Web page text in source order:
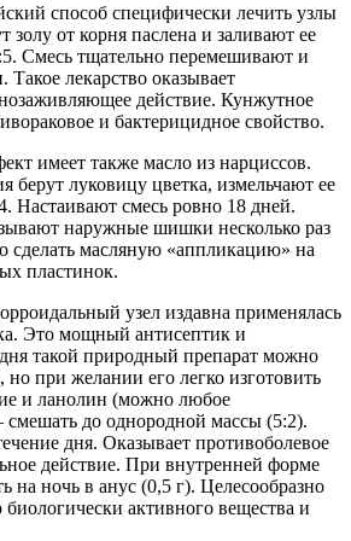
способ специфически лечить узлы
золу от корня паслена и заливают ее
Смесь тщательно перемешивают и
лекарство оказывает
действие. Кунжутное
и бактерицидное свойство.
имеет также масло из нарциссов.
берут луковицу цветка, измельчают ее
Настаивают смесь ровно 18 дней.
наружные шишки несколько раз
сделать масляную «аппликацию» на
пластинок.
узел издавна применялась
Это мощный антисептик и
такой природный препарат можно
но при желании его легко изготовить
и ланолин (можно любое
смешать до однородной массы (5:2).
дня. Оказывает противоболевое
действие. При внутренней форме
на ночь в анус (0,5 г). Целесообразно
активного вещества и